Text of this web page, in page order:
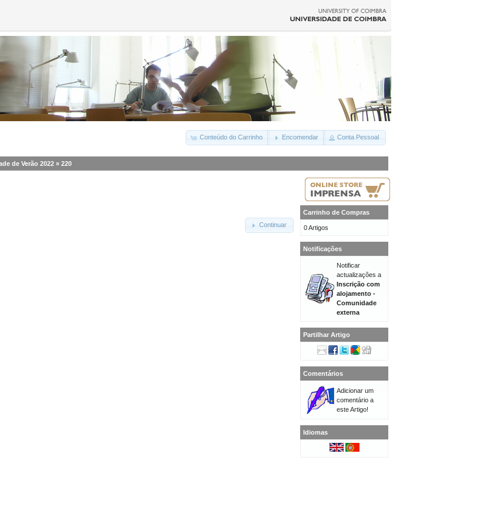
Conteúdo do Carrinho Encomendar Conta Pessoal
de Verão 2022 » 220
Continuar
Carrinho de Compras
0 Artigos
Notificações
Notificar
actualizações a
Inscrição com
alojamento -
Comunidade
externa
Partilhar Artigo
Comentários
Adicionar um
comentário a
este Artigo!
Idiomas